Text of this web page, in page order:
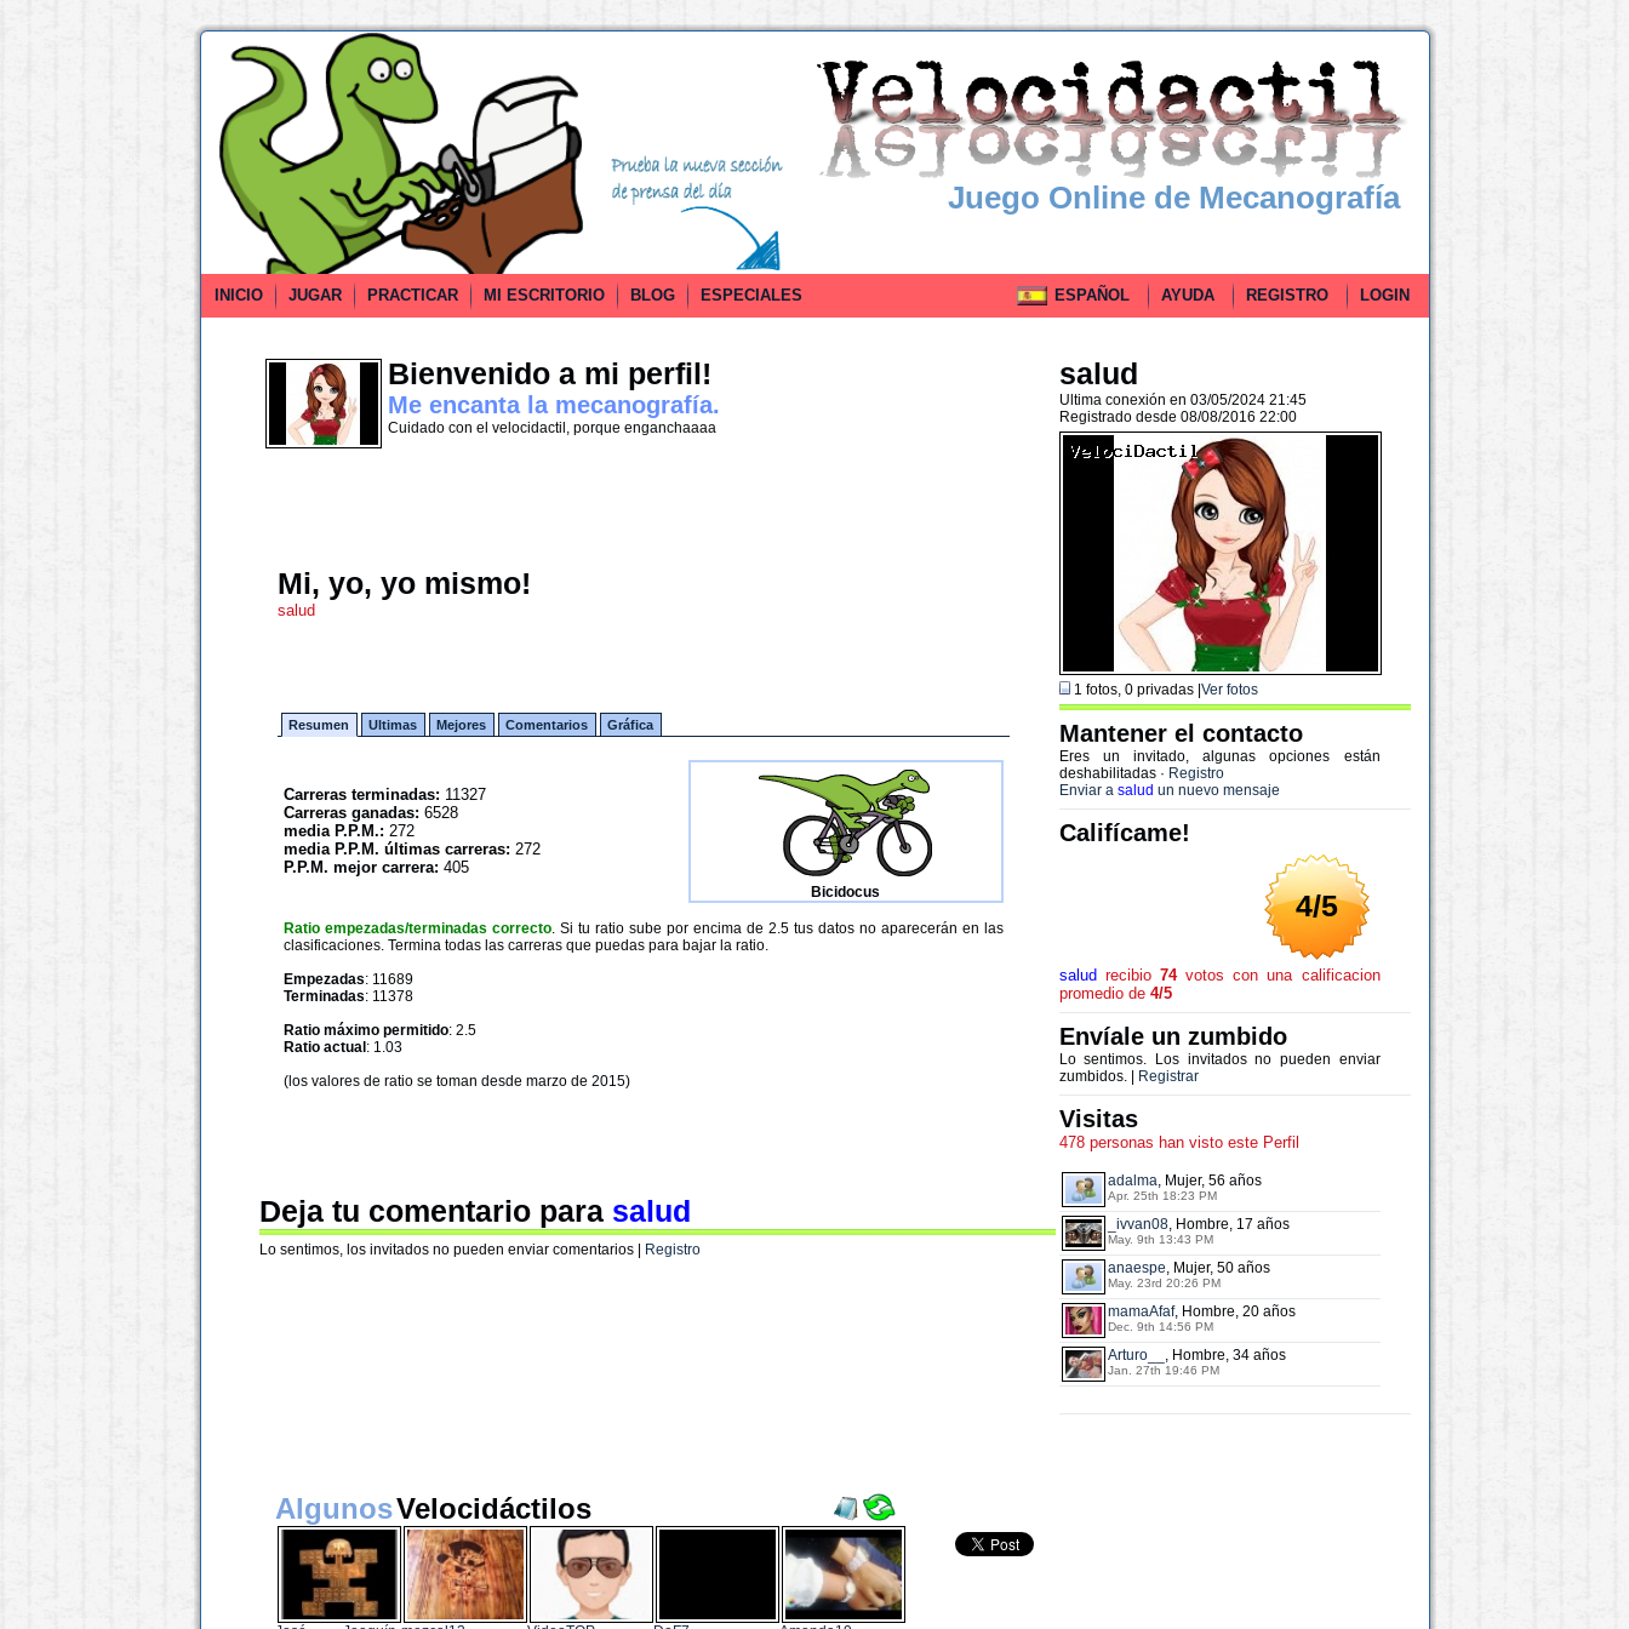
Juego Online de Mecanografía
INICIO JUGAR PRACTICAR MI ESCRITORIO BLOG ESPECIALES ESPAÑOL AYUDA REGISTRO LOGIN
Bienvenido a mi perfil!
Me encanta la mecanografía.
Cuidado con el velocidactil, porque enganchaaaa
Mi, yo, yo mismo!
salud
Resumen Ultimas Mejores Comentarios Gráfica
Carreras terminadas: 11327
Carreras ganadas: 6528
media P.P.M.: 272
media P.P.M. últimas carreras: 272
P.P.M. mejor carrera: 405
Bicidocus
Ratio empezadas/terminadas correcto. Si tu ratio sube por encima de 2.5 tus datos no aparecerán en las
clasificaciones. Termina todas las carreras que puedas para bajar la ratio.
Empezadas: 11689
Terminadas: 11378
Ratio máximo permitido: 2.5
Ratio actual : 1.03
(los valores de ratio se toman desde marzo de 2015)
Deja tu comentario para salud
Lo sentimos, los invitados no pueden enviar comentarios | Registro
salud
Ultima conexión en 03/05/2024 21:45
Registrado desde 08/08/2016 22:00
1 fotos, 0 privadas | Ver fotos
Mantener el contacto
Eres un invitado, algunas opciones están
deshabilitadas · Registro
Enviar a salud un nuevo mensaje
Califícame!
4/5
salud recibio 74votos con una calificacion
promedio de 4/5
Envíale un zumbido
Lo sentimos. Los invitados no pueden enviar
zumbidos. |
Registrar
Visitas
478 personas han visto este Perfil
adalma, Mujer, 56 años
Apr. 25th 18:23 PM
_ivvan08, Hombre, 17 años
May. 9th 13:43 PM
anaespe, Mujer, 50 años
May. 23rd 20:26 PM
mamaAfaf, Hombre, 20 años
Dec. 9th 14:56 PM
Arturo__ , Hombre, 34 años
Jan. 27th 19:46 PM
AlgunosVelocidáctilos